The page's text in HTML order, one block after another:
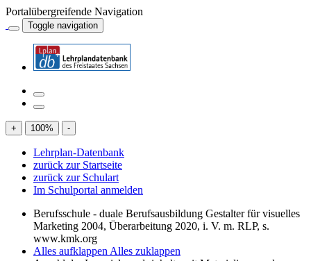
Portalübergreifende Navigation
Toggle navigation
+ 100% -
Lehrplan-Datenbank
zurück zur Startseite
zurück zur Schulart
Im Schulportal anmelden
Berufsschule - duale Berufsausbildung Gestalter für visuelles
Marketing 2004, Überarbeitung 2020, i. V. m. RLP, s.
www.kmk.org
Alles aufklappen Alles zuklappen